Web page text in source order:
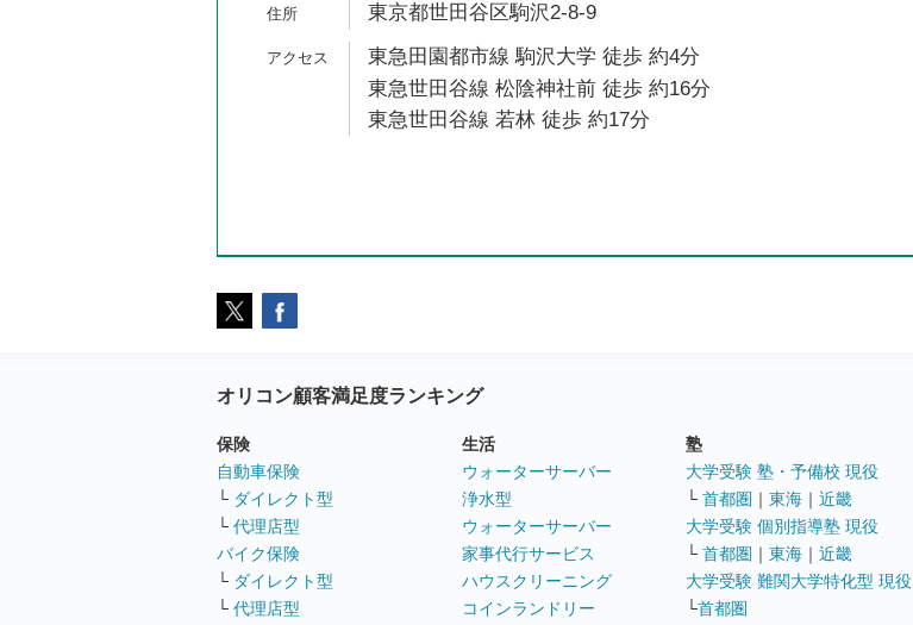
東京都世田谷区駒沢2-8-9
東急田園都市線 駒沢大学 徒歩 約4分
東急世田谷線 松陰神社前 徒歩 約16分
東急世田谷線 若林 徒歩 約17分
オリコン顧客満足度ランキング
保険
自動車保険
└ ダイレクト型
└ 代理店型
バイク保険
└ ダイレクト型
└ 代理店型
生活
ウォーターサーバー
浄水型
ウォーターサーバー
家事代行サービス
ハウスクリーニング
コインランドリー
塾
大学受験 塾・予備校 現役
└ 首都圏 ｜ 東海 ｜ 近畿
大学受験 個別指導塾 現役
└ 首都圏 ｜ 東海 ｜ 近畿
大学受験 難関大学特化型 現役
└首都圏